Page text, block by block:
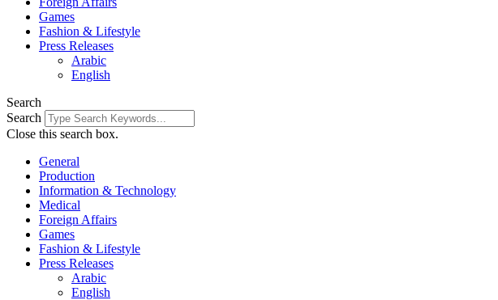
Games
Fashion & Lifestyle
Press Releases
Arabic
English
Search
Search
Close this search box.
General
Production
Information & Technology
Medical
Foreign Affairs
Games
Fashion & Lifestyle
Press Releases
Arabic
English